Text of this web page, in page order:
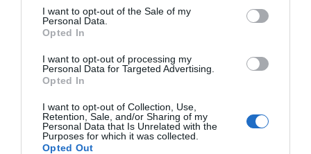
consent section.
I want to opt-out of the Sale of my
Personal Data.
Opted In
I want to opt-out of processing my
Personal Data for Targeted Advertising.
Opted In
I want to opt-out of Collection, Use,
Retention, Sale, and/or Sharing of my
Personal Data that Is Unrelated with the
Purposes for which it was collected.
Opted Out
Korábbi bejegyzések Következő bejegyzés
HASONLÓ BEJEGYZÉSEK